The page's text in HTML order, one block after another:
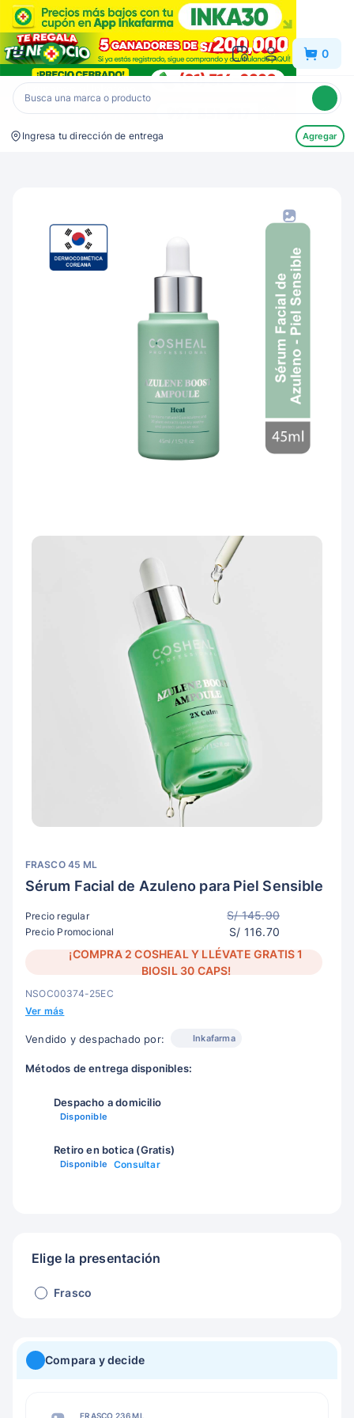
Inkafarma 0
Ingresa tu dirección de entrega Agregar
FRASCO 45 ML
Sérum Facial de Azuleno para Piel Sensible
Precio regular S/ 145.90
Precio Promocional
S/ 116.70
¡COMPRA 2 COSHEAL Y LLÉVATE GRATIS 1
BIOSIL 30 CAPS!
NSOC00374-25EC
Ver más
Vendido y despachado por: Inkafarma
Métodos de entrega disponibles:
Despacho a domicilio
Disponible
Retiro en botica (Gratis)
Disponible Consultar
Elige la presentación
Frasco
Compara y decide
FRASCO 236 ML